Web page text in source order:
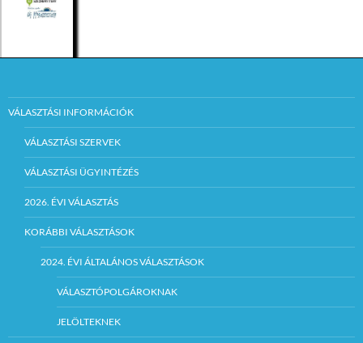
VÁLASZTÁSI INFORMÁCIÓK
VÁLASZTÁSI SZERVEK
VÁLASZTÁSI ÜGYINTÉZÉS
2026. ÉVI VÁLASZTÁS
KORÁBBI VÁLASZTÁSOK
2024. ÉVI ÁLTALÁNOS VÁLASZTÁSOK
VÁLASZTÓPOLGÁROKNAK
JELÖLTEKNEK